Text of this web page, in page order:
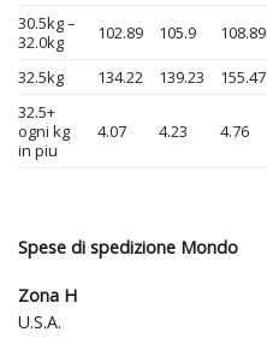
30.5kg –
32.0kg
102.89 105.9 108.89
32.5kg 134.22 139.23 155.47
32.5+
ogni kg
in piu
4.07 4.23 4.76
Spese di spedizione Mondo
Zona H
U.S.A.